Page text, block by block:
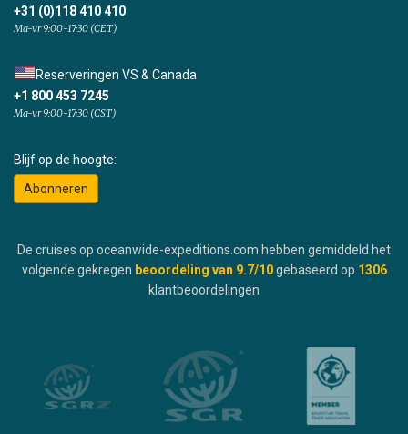
+31 (0)118 410 410
Ma-vr 9:00-17:30 (CET)
Reserveringen VS & Canada
+1 800 453 7245
Ma-vr 9:00-17:30 (CST)
Blijf op de hoogte:
Abonneren
De cruises op oceanwide-expeditions.com hebben gemiddeld het
volgende gekregen beoordeling van 9.7/10 gebaseerd op 1306
klantbeoordelingen